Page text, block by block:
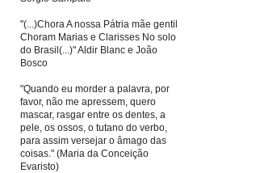
"(...)Chora A nossa Pátria mãe gentil
Choram Marias e Clarisses No solo
do Brasil(...)" Aldir Blanc e João
Bosco
"Quando eu morder a palavra, por
favor, não me apressem, quero
mascar, rasgar entre os dentes, a
pele, os ossos, o tutano do verbo,
para assim versejar o âmago das
coisas." (Maria da Conceição
Evaristo)